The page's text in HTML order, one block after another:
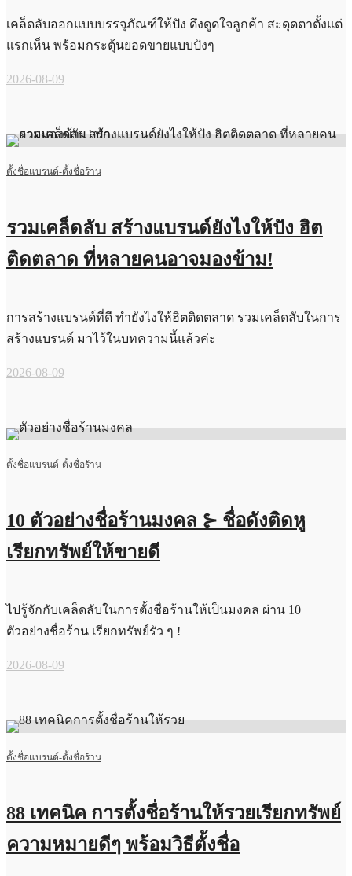
เคล็ดลับออกแบบบรรจุภัณฑ์ให้ปัง ดึงดูดใจลูกค้า สะดุดตาตั้งแต่
แรกเห็น พร้อมกระตุ้นยอดขายแบบปังๆ
2026-08-09
ตั้งชื่อแบรนด์-ตั้งชื่อร้าน
รวมเคล็ดลับ สร้างแบรนด์ยังไงให้ปัง ฮิต
ติดตลาด ที่หลายคนอาจมองข้าม!
การสร้างแบรนด์ที่ดี ทำยังไงให้ฮิตติดตลาด รวมเคล็ดลับในการ
สร้างแบรนด์ มาไว้ในบทความนี้แล้วค่ะ
2026-08-09
ตั้งชื่อแบรนด์-ตั้งชื่อร้าน
10 ตัวอย่างชื่อร้านมงคล ⊱ ชื่อดังติดหู
เรียกทรัพย์ให้ขายดี
ไปรู้จักกับเคล็ดลับในการตั้งชื่อร้านให้เป็นมงคล ผ่าน 10
ตัวอย่างชื่อร้าน เรียกทรัพย์รัว ๆ !
2026-08-09
ตั้งชื่อแบรนด์-ตั้งชื่อร้าน
88 เทคนิค การตั้งชื่อร้านให้รวยเรียกทรัพย์
ความหมายดีๆ พร้อมวิธีตั้งชื่อ